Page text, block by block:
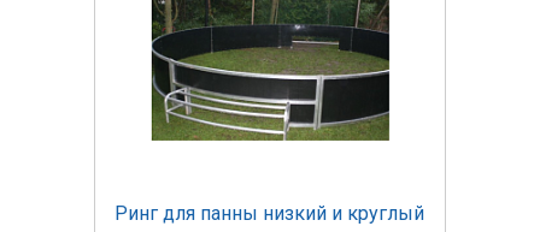
Ринг для панны низкий и круглый